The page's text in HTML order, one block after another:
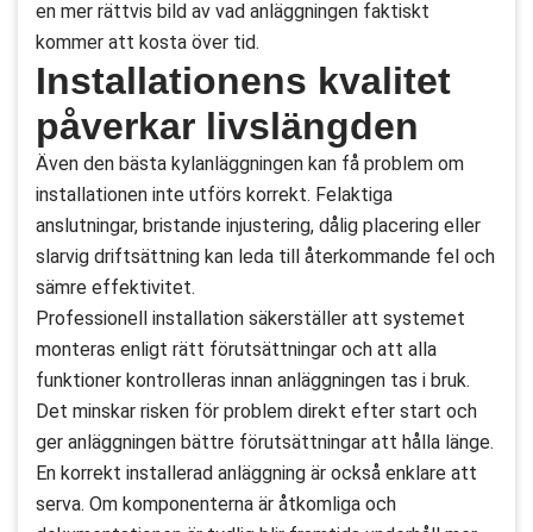
en mer rättvis bild av vad anläggningen faktiskt
kommer att kosta över tid.
Installationens kvalitet
påverkar livslängden
Även den bästa kylanläggningen kan få problem om
installationen inte utförs korrekt. Felaktiga
anslutningar, bristande injustering, dålig placering eller
slarvig driftsättning kan leda till återkommande fel och
sämre effektivitet.
Professionell installation säkerställer att systemet
monteras enligt rätt förutsättningar och att alla
funktioner kontrolleras innan anläggningen tas i bruk.
Det minskar risken för problem direkt efter start och
ger anläggningen bättre förutsättningar att hålla länge.
En korrekt installerad anläggning är också enklare att
serva. Om komponenterna är åtkomliga och